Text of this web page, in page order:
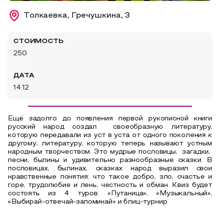
Образовательный туризм
Толкаевка, Гречушкина, 3
СТОИМОСТЬ
250
ДАТА
14.12
Ещё задолго до появления первой рукописной книги
русский народ создал
своеобразную литературу,
которую передавали из уст в уста от одного поколения к
другому; литературу, которую теперь называют устным
народным творчеством. Это мудрые пословицы,
загадки,
песни, былины и удивительно разнообразные сказки. В
пословицах, былинах, сказках народ выразил свои
нравственные понятия: что такое добро, зло, счастье и
горе, трудолюбие и лень, честность и обман. Квиз будет
состоять из 4 туров: «Путаница», «Музыкальный»,
«Выбирай-отвечай-запоминай» и блиц-турнир.